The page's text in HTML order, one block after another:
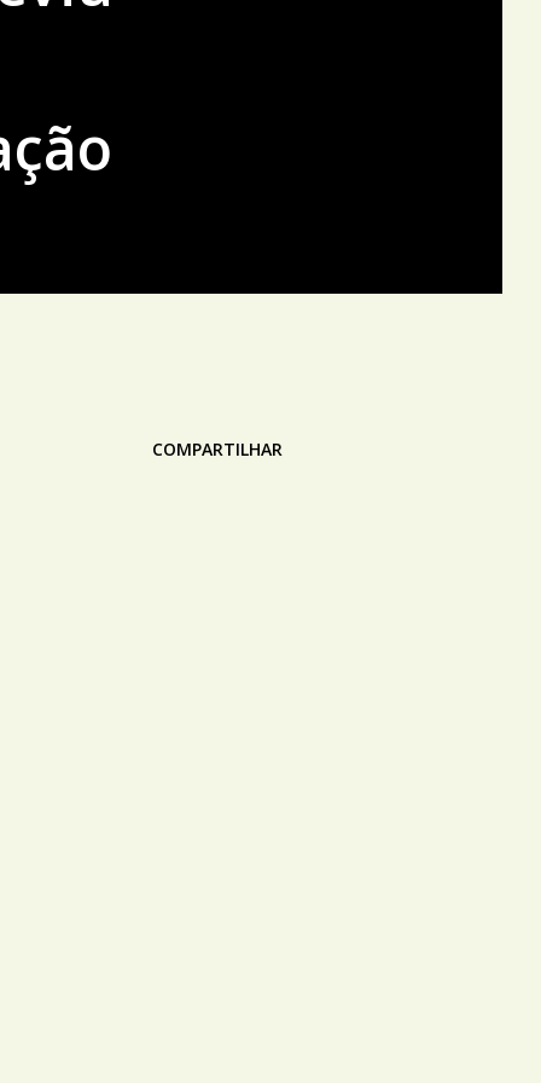
COMPARTILHAR